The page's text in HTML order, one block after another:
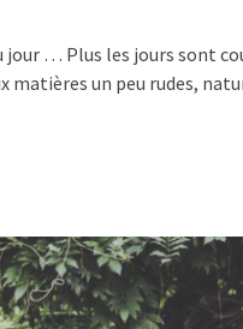
… Plus les jours sont
matières un peu rudes,